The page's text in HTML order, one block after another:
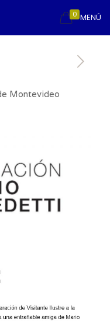
MENÚ
0
Montevideo